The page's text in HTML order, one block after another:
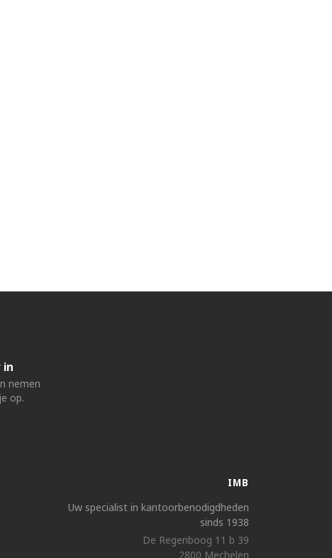
in
nemen
op.
IMB
Uw specialist in kantoorbenodigdheden
sinds 1938
De Regenboog 11 b 39
2800 Mechelen